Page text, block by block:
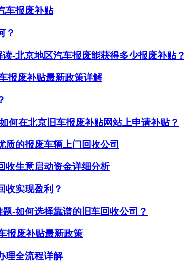
车报废补贴
？
-北京地区汽车报废能获得多少报废补贴？
报废补贴最新政策详解
何在北京旧车报废补贴网站上申请补贴？
质的报废车辆上门回收公司
收生意启动资金详细分析
收实现盈利？
-如何选择靠谱的旧车回收公司？
报废补贴最新政策
理全流程详解